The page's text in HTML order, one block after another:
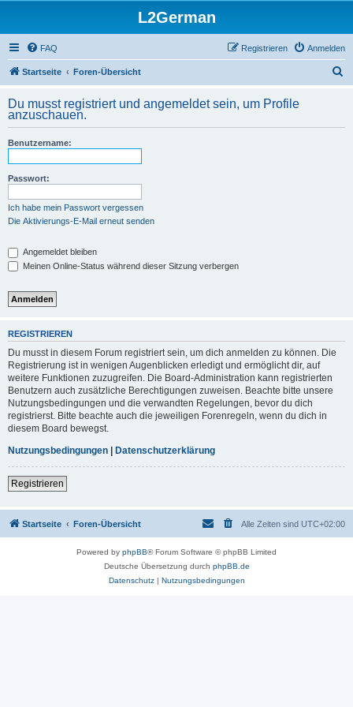
L2German
FAQ Anmelden
Registrieren
Startseite Foren-Übersicht
h
Du musst registriert und angemeldet sein, um Profile
anzuschauen.
Benutzername:
Passwort:
Ich habe mein Passwort vergessen
Die Aktivierungs-E-Mail erneut senden
Angemeldet bleiben
Meinen Online-Status während dieser Sitzung verbergen
REGISTRIEREN
Du musst in diesem Forum registriert sein, um dich anmelden zu können. Die
Registrierung ist in wenigen Augenblicken erledigt und ermöglicht dir, auf
weitere Funktionen zuzugreifen. Die Board-Administration kann registrierten
Benutzern auch zusätzliche Berechtigungen zuweisen. Beachte bitte unsere
Nutzungsbedingungen und die verwandten Regelungen, bevor du dich
registrierst. Bitte beachte auch die jeweiligen Forenregeln, wenn du dich in
diesem Board bewegst.
Nutzungsbedingungen | Datenschutzerklärung
Registrieren
Startseite Foren-Übersicht Alle Zeiten sind UTC+02:00
Powered by phpBB® Forum Software © phpBB Limited
Deutsche Übersetzung durch phpBB.de
Datenschutz| Nutzungsbedingungen